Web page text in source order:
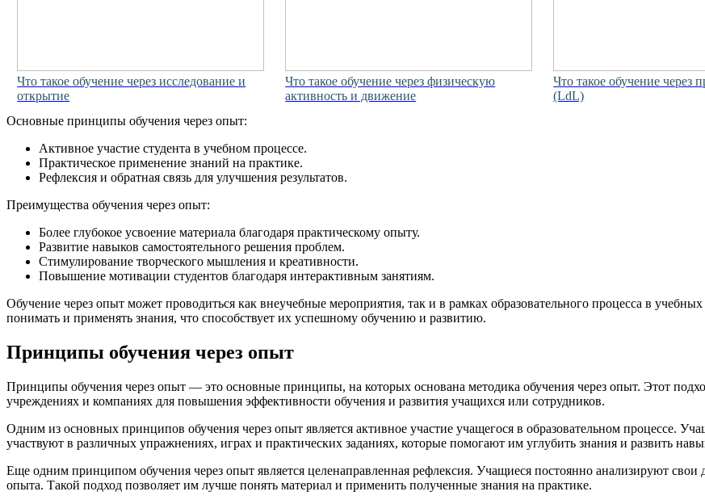
Что такое обучение через исследование и
открытие
Что такое обучение через физическую
активность и движение
Что такое обучение через
(LdL)
Основные принципы обучения через опыт:
Активное участие студента в учебном процессе.
Практическое применение знаний на практике.
Рефлексия и обратная связь для улучшения результатов.
Преимущества обучения через опыт:
Более глубокое усвоение материала благодаря практическому опыту.
Развитие навыков самостоятельного решения проблем.
Стимулирование творческого мышления и креативности.
Повышение мотивации студентов благодаря интерактивным занятиям.
Обучение через опыт может проводиться как внеучебные мероприятия, так и в рамках образовательного процесса в
понимать и применять знания, что способствует их успешному обучению и развитию.
Принципы обучения через опыт
Принципы обучения через опыт — это основные принципы, на которых основана методика обучения через опыт. Этот
учреждениях и компаниях для повышения эффективности обучения и развития учащихся или сотрудников.
Одним из основных принципов обучения через опыт является активное участие учащегося в образовательном процессе.
участвуют в различных упражнениях, играх и практических заданиях, которые помогают им углубить знания и развить
Еще одним принципом обучения через опыт является целенаправленная рефлексия. Учащиеся постоянно анализируют
опыта. Такой подход позволяет им лучше понять материал и применить полученные знания на практике.